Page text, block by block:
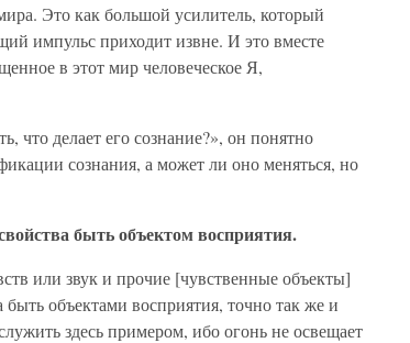
Это как большой усилитель, который
импульс приходит извне. И это вместе
в этот мир человеческое Я,
что делает его сознание?», он понятно
сознания, а может ли оно меняться, но
быть объектом восприятия.
или звук и прочие [чувственные объекты]
объектами восприятия, точно так же и
здесь примером, ибо огонь не освещает